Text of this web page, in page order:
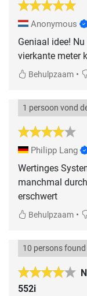
Anonymous
Geniaal idee!
vierkante meter
Behulpzaam •
1 persoon vond
Philipp Lang
Wertinges
manchmal
erschwert
Behulpzaam •
552i
10 persons